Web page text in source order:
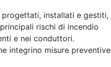
installati e gestiti,
rischi di incendio
e nei conduttori.
integrino misure preventive